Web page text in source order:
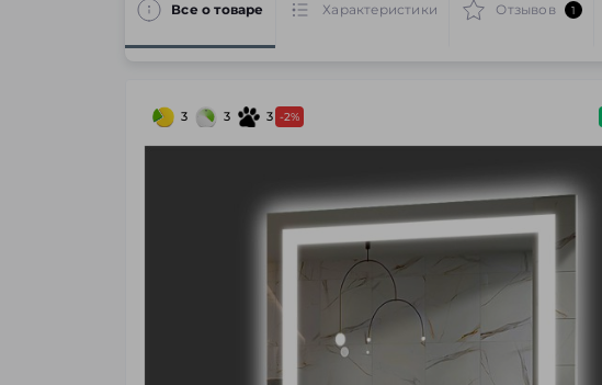
Все о товаре Характеристики Отзывов 1
3 3 3 -2%